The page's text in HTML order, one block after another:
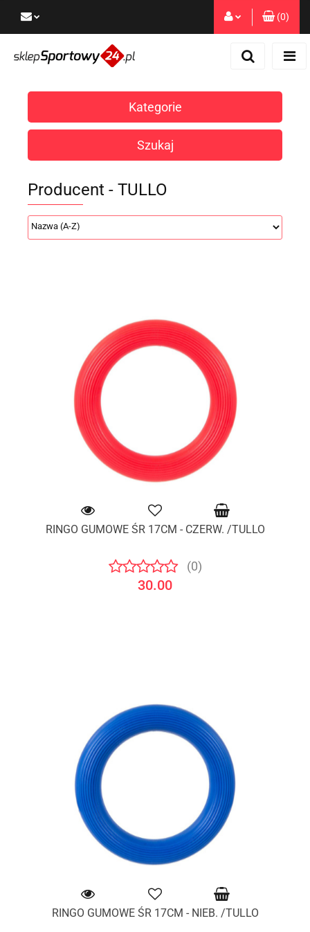
Dodaj zgłoszenie
Zgody cookies
(0)
Kategorie
Szukaj
Producent - TULLO
RINGO GUMOWE ŚR 17CM - CZERW. /TULLO
(0)
30.00
RINGO GUMOWE ŚR 17CM - NIEB. /TULLO